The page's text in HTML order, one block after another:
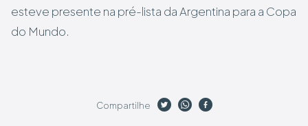
esteve presente na pré-lista da Argentina para a Copa
do Mundo.
Compartilhe